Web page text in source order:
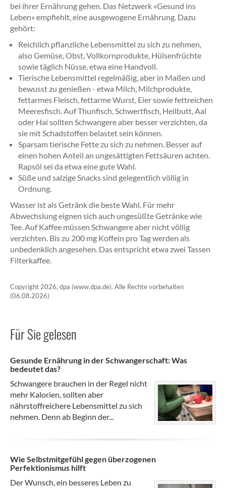
bei ihrer Ernährung gehen. Das Netzwerk «Gesund ins
Leben» empfiehlt, eine ausgewogene Ernährung. Dazu
gehört:
Reichlich pflanzliche Lebensmittel zu sich zu nehmen,
also Gemüse, Obst, Vollkornprodukte, Hülsenfrüchte
sowie täglich Nüsse, etwa eine Handvoll.
Tierische Lebensmittel regelmäßig, aber in Maßen und
bewusst zu genießen - etwa Milch, Milchprodukte,
fettarmes Fleisch, fettarme Wurst, Eier sowie fettreichen
Meeresfisch. Auf Thunfisch, Schwertfisch, Heilbutt, Aal
oder Hai sollten Schwangere aber besser verzichten, da
sie mit Schadstoffen belastet sein können.
Sparsam tierische Fette zu sich zu nehmen. Besser auf
einen hohen Anteil an ungesättigten Fettsäuren achten.
Rapsöl sei da etwa eine gute Wahl.
Süße und salzige Snacks sind gelegentlich völlig in
Ordnung.
Wasser ist als Getränk die beste Wahl. Für mehr
Abwechslung eignen sich auch ungesüßte Getränke wie
Tee. Auf Kaffee müssen Schwangere aber nicht völlig
verzichten. Bis zu 200 mg Koffein pro Tag werden als
unbedenklich angesehen. Das entspricht etwa zwei Tassen
Filterkaffee.
Copyright 2026, dpa (www.dpa.de). Alle Rechte vorbehalten
(06.08.2026)
Für Sie gelesen
Gesunde Ernährung in der Schwangerschaft: Was
bedeutet das?
Schwangere brauchen in der Regel nicht
mehr Kalorien, sollten aber
nährstoffreichere Lebensmittel zu sich
nehmen. Denn ab Beginn der...
Wie Selbstmitgefühl gegen überzogenen
Perfektionismus hilft
Der Wunsch, ein besseres Leben zu